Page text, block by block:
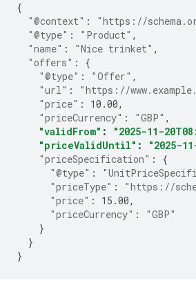
{
"@context" : "https://
"@type" : "Product" ,
"name" : "Nice trinket" ,
"offers" :
{
"@type" : "Offer" ,
"url" : "https://
"price" : 10.00,
"priceCurrency" : "GBP" ,
"validFrom" : "2025-11-
"priceValidUntil" : "2025-
"priceSpecification" :
{
"@type" :
"priceType" :
"https://
"price" : 15.00,
"priceCurrency" :
"GBP"
}
}
}